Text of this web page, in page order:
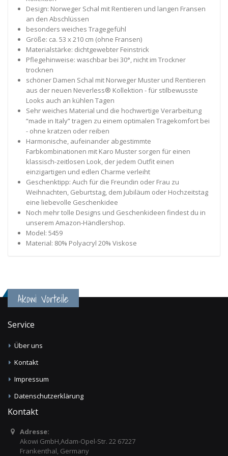
Design: Norweger Schal mit Rentieren und langen Fransen
an den Abschlüssen
besonders weiches Tragegefühl
Größe: ca. 53 x 210 cm (ohne Fransen)
Materialstärke: dichtgewebter Feinstrick
Pflegehinweise: waschbar bei 30°, nicht im Trockner
trocknen
schöner Damen Schal mit Norweger Muster und Rentieren
aus der neuen Neverless® Kollektion - für stilbewusste
Looks auch an kühlen Tagen
Sehr weiches Material und die hochwertige Verarbeitung
“made in Italy” tragen zu einem optimalen Tragekomfort bei
- ohne kratzen oder reiben
Harmonische, aufeinander abgestimmte
Farbkombinationen mit Karo Muster sorgen für einen
klassisch-zeitlosen Look, der jedem Outfit einen
einzigartigen und edlen Charme verleiht
Geschenktipp: Auch für die Freundin oder Frau zu
Weihnachten, Geburtstag, dem Jubiläum oder Hochzeitstag
eine liebevolle Geschenkidee
Noch mehr tolle Designs und Geschenkideen findest du in
unserem Amazon-Händlershop.
Model: 5459
Material: 80% Polyacryl 20% Viskose
Akowi Vorteile
Service
Über uns
Kontakt
Impressum
Datenschutzerklärung
Kontakt
Adresse:
Akowi GmbH,Adam-Opel-Str. 22 67227
Frankenthal, Germany